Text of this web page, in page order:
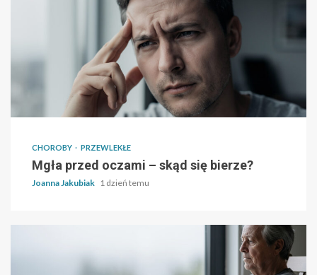
CHOROBY PRZEWLEKŁE
Mgła przed oczami – skąd się bierze?
Joanna Jakubiak 1 dzień temu